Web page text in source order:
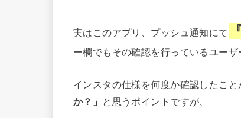
実はこのアプリ、プッシュ通知にて
ー欄でもその確認を行っているユーザ
インスタの仕様を何度か確認したこ
か？」 と思うポイントですが、